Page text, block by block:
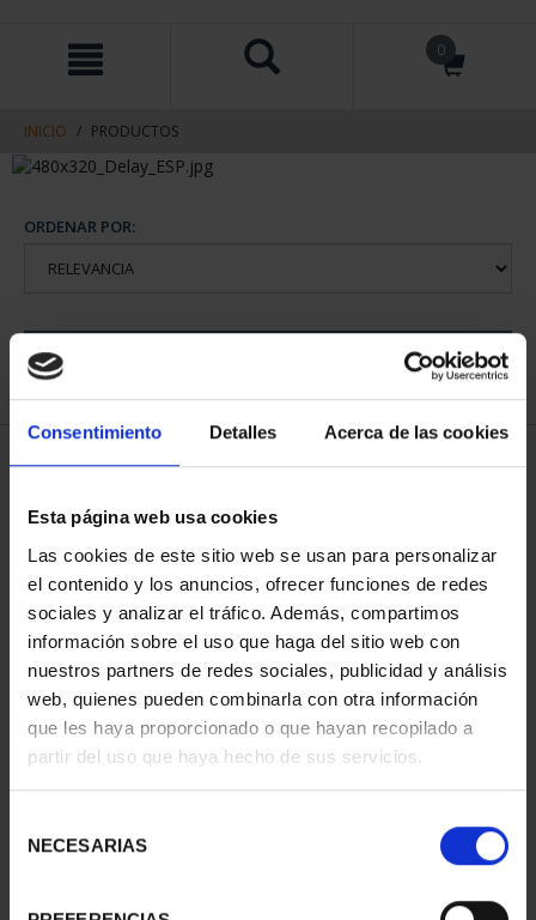
Consentimiento Detalles Acerca de las cookies
Esta página web usa cookies
Las cookies de este sitio web se usan para personalizar
el contenido y los anuncios, ofrecer funciones de redes
sociales y analizar el tráfico. Además, compartimos
información sobre el uso que haga del sitio web con
nuestros partners de redes sociales, publicidad y análisis
web, quienes pueden combinarla con otra información
que les haya proporcionado o que hayan recopilado a
partir del uso que haya hecho de sus servicios.
NECESARIAS
contenido
navegacin
0
INICIO PRODUCTOS
ORDENAR POR:
1 Productos encontrados
73,00 €